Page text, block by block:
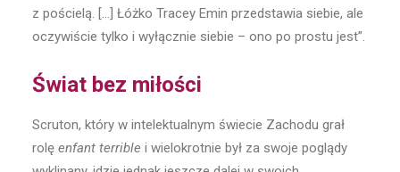
z pościelą. […] Łóżko Tracey Emin przedstawia siebie, ale
oczywiście tylko i wyłącznie siebie – ono po prostu jest”.
Świat bez miłości
Scruton, który w intelektualnym świecie Zachodu grał
rolę enfant terrible i wielokrotnie był za swoje poglądy